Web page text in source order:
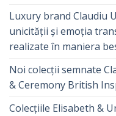
Luxury brand Claudiu
unicității și emoția
realizate în maniera
Noi colecții semnate
& Ceremony British
Colecțiile Elisabeth &